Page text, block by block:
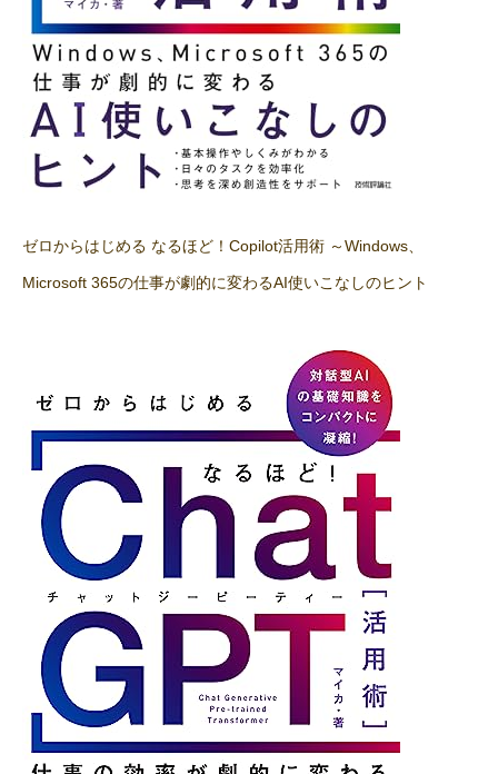
ゼロからはじめる なるほど！Copilot活用術 ～Windows、
Microsoft 365の仕事が劇的に変わるAI使いこなしのヒント